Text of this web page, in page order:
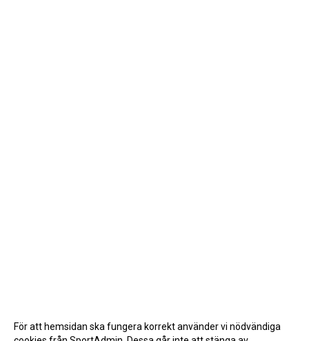
För att hemsidan ska fungera korrekt använder vi nödvändiga